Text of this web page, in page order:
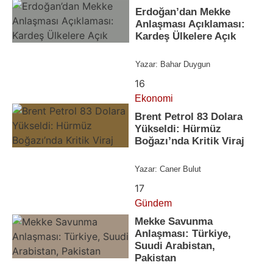
Erdoğan’dan Mekke
Anlaşması Açıklaması:
Kardeş Ülkelere Açık
Yazar: Bahar Duygun
16
Ekonomi
Brent Petrol 83 Dolara
Yükseldi: Hürmüz
Boğazı’nda Kritik Viraj
Yazar: Caner Bulut
17
Gündem
Mekke Savunma
Anlaşması: Türkiye,
Suudi Arabistan,
Pakistan